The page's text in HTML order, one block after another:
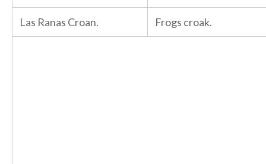
Las Ranas Croan. Frogs croak.